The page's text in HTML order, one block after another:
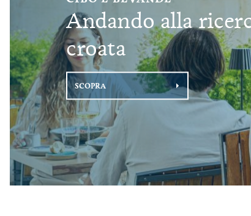
Andando alla
croata
SCOPRA